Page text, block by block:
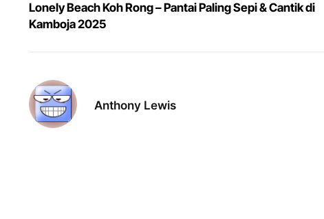
Lonely Beach Koh Rong – Pantai Paling Sepi & Cantik di
Kamboja 2025
Anthony Lewis